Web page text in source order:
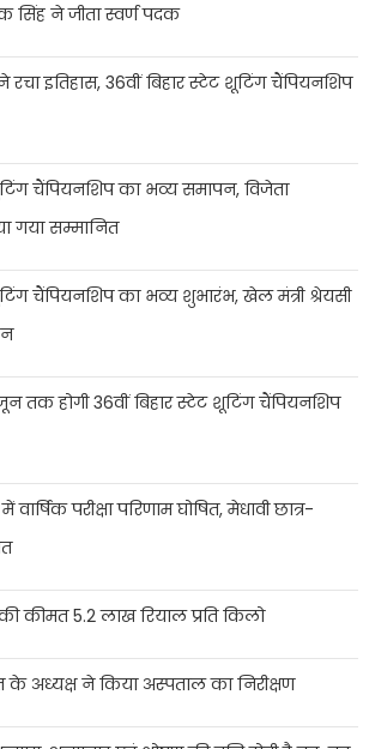
ने जीता स्वर्ण पदक
रचा इतिहास, 36वीं बिहार स्टेट शूटिंग चैंपियनशिप
चैंपियनशिप का भव्य समापन, विजेता
गया सम्मानित
चैंपियनशिप का भव्य शुभारंभ, खेल मंत्री श्रेयसी
तक होगी 36वीं बिहार स्टेट शूटिंग चैंपियनशिप
परीक्षा परिणाम घोषित, मेधावी छात्र-
कीमत 5.2 लाख रियाल प्रति किलो
के अध्यक्ष ने किया अस्पताल का निरीक्षण